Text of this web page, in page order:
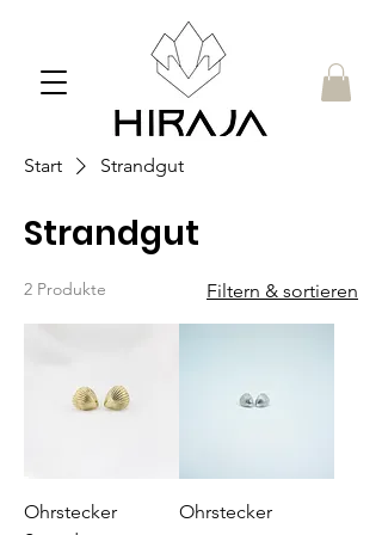
Start Strandgut
Strandgut
2 Produkte Filtern & sortieren
Ohrstecker
Ohrstecker